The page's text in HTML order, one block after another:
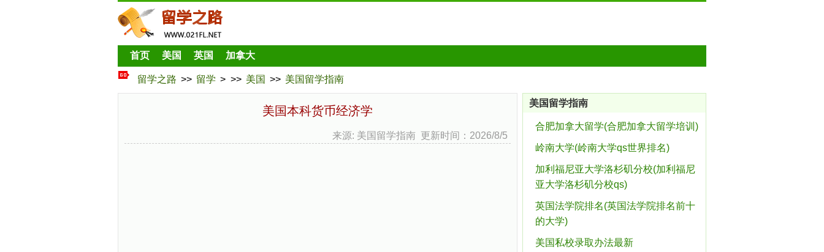
首页 美国 英国 加拿大
留学之路 >> 留学 > >> 美国 >> 美国留学指南
美国本科货币经济学
来源: 美国留学指南 更新时间：2026/8/5
美国留学指南
合肥加拿大留学(合肥加拿大留学培训)
岭南大学(岭南大学qs世界排名)
加利福尼亚大学洛杉矶分校(加利福尼
亚大学洛杉矶分校qs)
英国法学院排名(英国法学院排名前十
的大学)
美国私校录取办法最新